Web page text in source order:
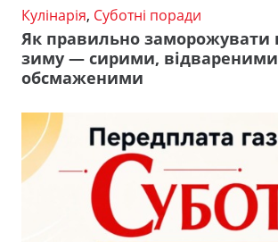
Кулінарія, Суботні поради
Як правильно заморожувати
зиму — сирими,
обсмаженими